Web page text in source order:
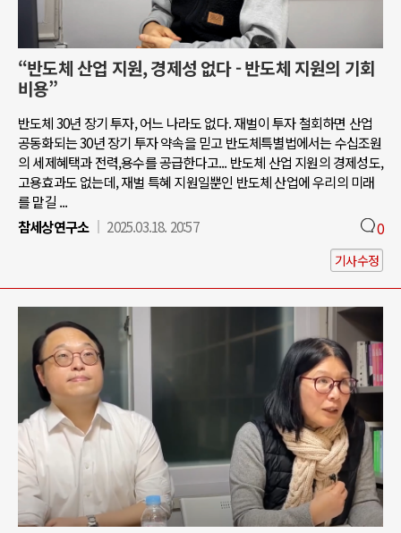
“반도체 산업 지원, 경제성 없다 - 반도체 지원의 기회
비용”
반도체 30년 장기 투자, 어느 나라도 없다. 재벌이 투자 철회하면 산업
공동화되는 30년 장기 투자 약속을 믿고 반도체특별법에서는 수십조원
의 세제혜택과 전력,용수를 공급한다고... 반도체 산업 지원의 경제성도,
고용효과도 없는데, 재벌 특혜 지원일뿐인 반도체 산업에 우리의 미래
를 맡길 ...
참세상연구소
2025.03.18. 20:57 0
기사수정